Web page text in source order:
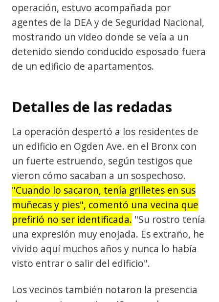
operación, estuvo acompañada por
agentes de la DEA y de Seguridad Nacional,
mostrando un video donde se veía a un
detenido siendo conducido esposado fuera
de un edificio de apartamentos.
Detalles de las redadas
La operación despertó a los residentes de
un edificio en Ogden Ave. en el Bronx con
un fuerte estruendo, según testigos que
vieron cómo sacaban a un sospechoso.
"Cuando lo sacaron, tenía grilletes en sus
muñecas y pies", comentó una vecina que
prefirió no ser identificada. "Su rostro tenía
una expresión muy enojada. Es extraño, he
vivido aquí muchos años y nunca lo había
visto entrar o salir del edificio".
Los vecinos también notaron la presencia